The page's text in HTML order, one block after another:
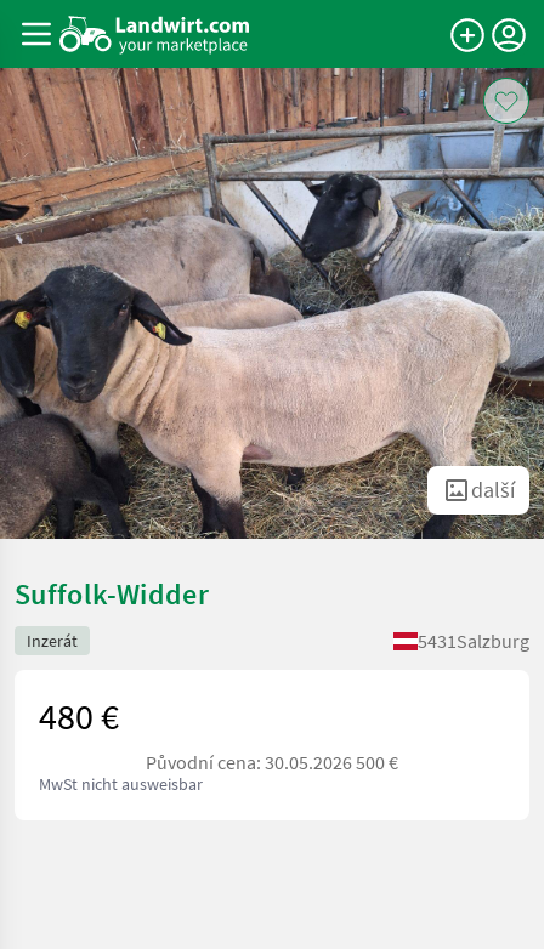
další
Suffolk-Widder
Inzerát 5431Salzburg
480 €
Původní cena: 30.05.2026 500 €
MwSt nicht ausweisbar